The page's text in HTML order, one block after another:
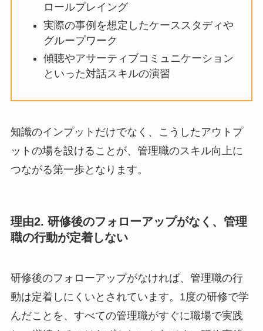
部下の状態に合わせた声かけを練習す
るロールプレイング
実際の事例を想定したケーススタディ
やグループワーク
ンといった対話スキルの演習
知識のインプットだけでなく、こうしたアウトプ
ットの場を設けることが、管理職のスキル向上に
理由2. 研修後のフォローアップがなく、管
研修後のフォローアップがなければ、管理職の行
動は定着しにくいとされています。1度の研修で